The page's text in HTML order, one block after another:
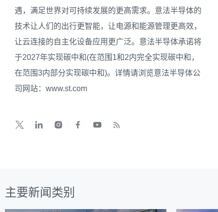
遇，满足世界对可持续发展的更高需求。意法半导体的
技术让人们的出行更智能，让电源和能源管理更高效，
让云连接的自主化设备应用更广泛。意法半导体承诺将
于2027年实现碳中和(在范围1和2内完全实现碳中和，
在范围3内部分实现碳中和)。详情请浏览意法半导体公
司网站：www.st.com
主要新闻类别